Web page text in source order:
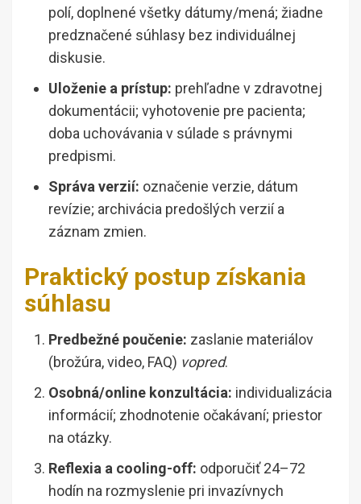
polí, doplnené všetky dátumy/mená; žiadne
predznačené súhlasy bez individuálnej
diskusie.
Uloženie a prístup: prehľadne v zdravotnej
dokumentácii; vyhotovenie pre pacienta;
doba uchovávania v súlade s právnymi
predpismi.
Správa verzií: označenie verzie, dátum
revízie; archivácia predošlých verzií a
záznam zmien.
Praktický postup získania
súhlasu
Predbežné poučenie: zaslanie materiálov
(brožúra, video, FAQ) vopred.
Osobná/online konzultácia: individualizácia
informácií; zhodnotenie očakávaní; priestor
na otázky.
Reflexia a cooling-off: odporučiť 24–72
hodín na rozmyslenie pri invazívnych